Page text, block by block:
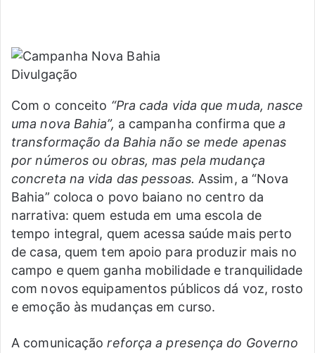
Divulgação
Com o conceito “Pra cada vida que muda, nasce
uma nova Bahia”, a campanha confirma quea
transformação da Bahia não se mede apenas
por números ou obras, mas pela mudança
concreta na vida das pessoas. Assim, a “Nova
Bahia” coloca o povo baiano no centro da
narrativa: quem estuda em uma escola de
tempo integral, quem acessa saúde mais perto
de casa, quem tem apoio para produzir mais no
campo e quem ganha mobilidade e tranquilidade
com novos equipamentos públicos dá voz, rosto
e emoção às mudanças em curso.
A comunicaçãoreforça a presença do Governo